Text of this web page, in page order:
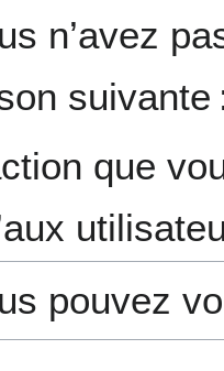
n’avez
suivante
que
pouvez